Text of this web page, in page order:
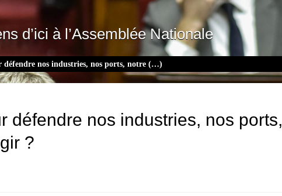
d’ici à l’Assemblée Nationale
nos industries, nos ports, notre (…)
défendre nos industries, nos
?